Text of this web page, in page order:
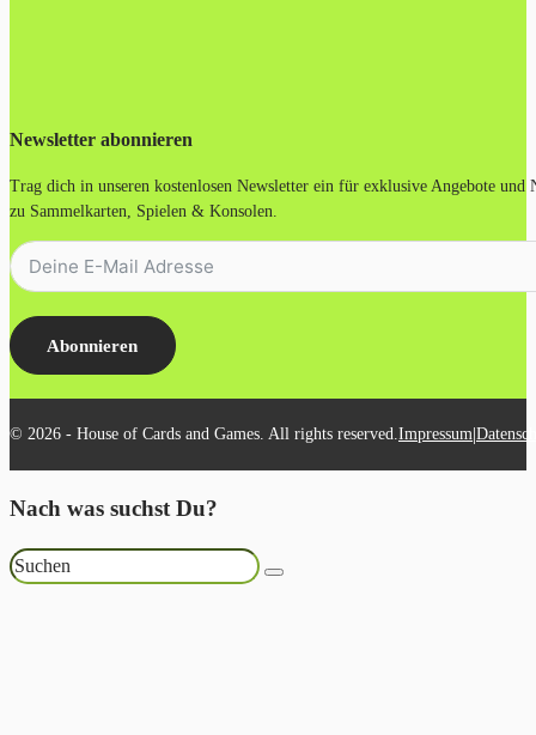
Newsletter abonnieren
Trag dich in unseren kostenlosen Newsletter ein für exklusive Angebote und
zu Sammelkarten, Spielen & Konsolen.
Abonnieren
© 2026 - House of Cards and Games. All rights reserved.Impressum|
Nach was suchst Du?
Suchen